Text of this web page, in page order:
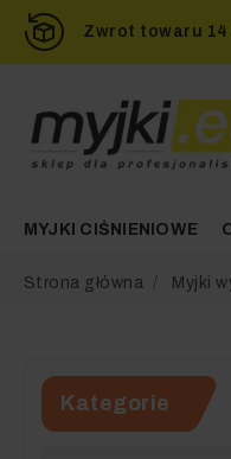
Zwrot towaru 14
MYJKI CIŚNIENIOWE
Strona główna Myjki
Kategorie